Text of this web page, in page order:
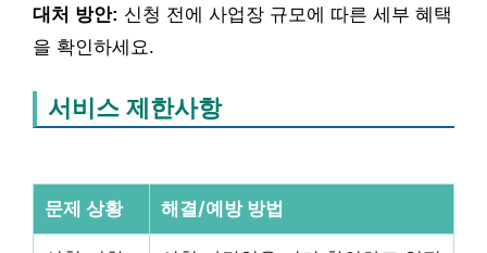
대처 방안: 신청 전에 사업장 규모에 따른 세부 혜택
을 확인하세요.
서비스 제한사항
문제 상황 해결/예방 방법